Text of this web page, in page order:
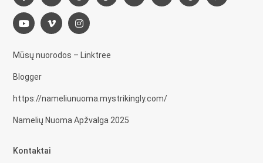
Mūsų nuorodos – Linktree
Blogger
https://nameliunuoma.mystrikingly.com/
Namelių Nuoma Apžvalga 2025
Kontaktai